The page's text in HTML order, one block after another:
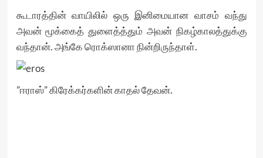
கூடாரத்தின் வாயிலில் ஒரு இனிமையான வாசம் வந்து
அவன் மூக்கைத் துளைத்த்தும் அவன் நிகழ்காலத்துக்கு
வந்தான். அங்கே ரொக்ஸானா நின்றிருந்தாள்.
”ஈராஸ்” கிரேக்கர்களின் காதல் தேவன்.